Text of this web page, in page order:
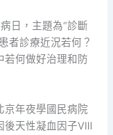
日，主題為“診斷
者診療近況若何？
若何做好治理和防
京年夜學國民病院
後天性凝血因子Ⅷ